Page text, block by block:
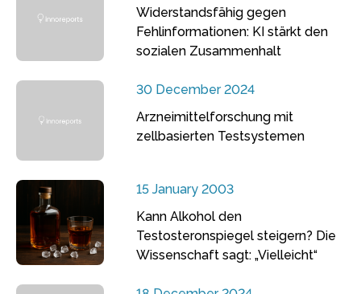
Widerstandsfähig gegen
Fehlinformationen: KI stärkt den
sozialen Zusammenhalt
30 December 2024
Arzneimittelforschung mit
zellbasierten Testsystemen
15 January 2003
Kann Alkohol den
Testosteronspiegel steigern? Die
Wissenschaft sagt: „Vielleicht“